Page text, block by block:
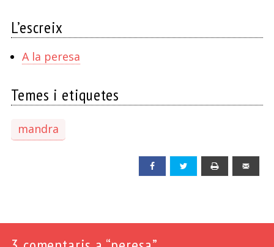
L’escreix
A la peresa
Temes i etiquetes
mandra
Facebook Twitter